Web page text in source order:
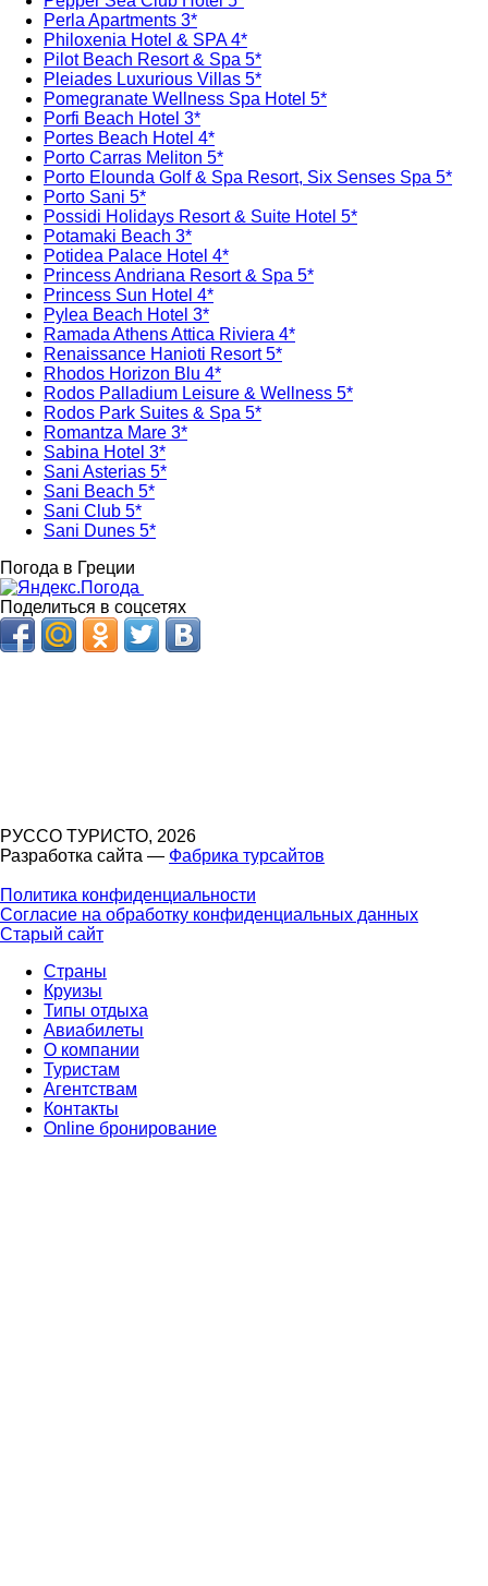
Perla Apartments 3*
Philoxenia Hotel & SPA 4*
Pilot Beach Resort & Spa 5*
Pleiades Luxurious Villas 5*
Pomegranate Wellness Spa Hotel 5*
Porfi Beach Hotel 3*
Portes Beach Hotel 4*
Porto Carras Meliton 5*
Porto Elounda Golf & Spa Resort, Six Senses Spa 5*
Porto Sani 5*
Possidi Holidays Resort & Suite Hotel 5*
Potamaki Beach 3*
Potidea Palace Hotel 4*
Princess Andriana Resort & Spa 5*
Princess Sun Hotel 4*
Pylea Beach Hotel 3*
Ramada Athens Attica Riviera 4*
Renaissance Hanioti Resort 5*
Rhodos Horizon Blu 4*
Rodos Palladium Leisure & Wellness 5*
Rodos Park Suites & Spa 5*
Romantza Mare 3*
Sabina Hotel 3*
Sani Asterias 5*
Sani Beach 5*
Sani Club 5*
Sani Dunes 5*
Погода в Греции
Поделиться в соцсетях
РУССО ТУРИСТО, 2026
Разработка сайта — Фабрика турсайтов
Политика конфиденциальности
Согласие на обработку конфиденциальных данных
Старый сайт
Страны
Круизы
Типы отдыха
Авиабилеты
О компании
Туристам
Агентствам
Контакты
Online бронирование